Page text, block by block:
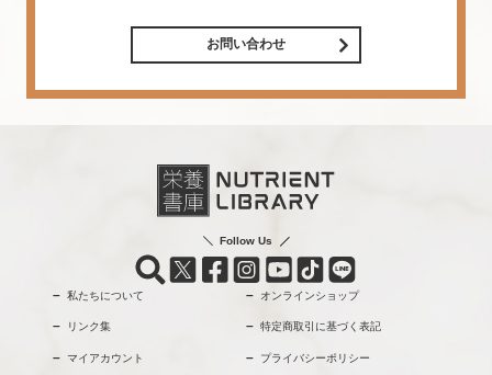
お問い合わせ
Follow Us
私たちについて オンラインショップ
リンク集 特定商取引に基づく表記
マイアカウント プライバシーポリシー